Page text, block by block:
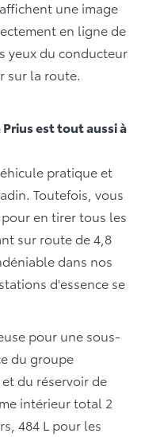
une image
en ligne de
yeux du conducteur
sur la route.
est tout aussi à
pratique et
Toutefois, vous
en tirer tous les
sur route de 4,8
dans nos
d'essence se
pour une sous-
du groupe
du réservoir de
intérieur total 2
484 L pour les